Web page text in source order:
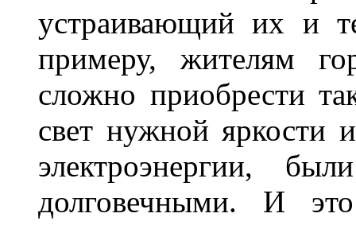
устраивающий их и
примеру, жителям
сложно приобрести
свет нужной яркости
электроэнергии,
долговечными. И